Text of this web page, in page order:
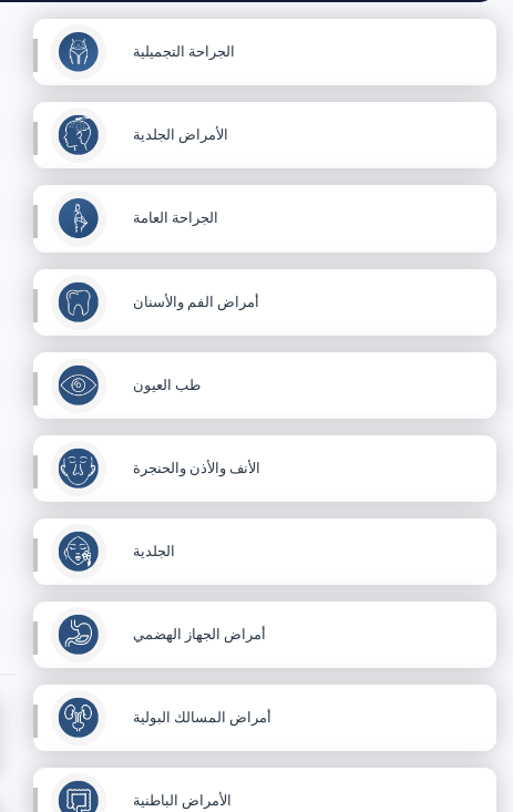
الجراحة التجميلية
الأمراض الجلدية
الجراحة العامة
أمراض الفم والأسنان
طب العيون
الأنف والأذن والحنجرة
الجلدية
أمراض الجهاز الهضمي
أمراض المسالك البولية
الأمراض الباطنية